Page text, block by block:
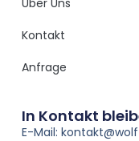
In Kontakt
E-Mail:
Über Uns
Kontakt
Anfrage